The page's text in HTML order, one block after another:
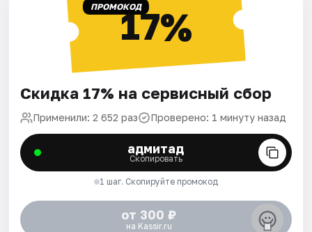
ПРОМОКОД17%
Скидка 17% на сервисный сбор
Применили: 2 652 раз Проверено: 1 минуту назад
адмитад
Скопировать
1 шаг. Скопируйте промокод
от 300 ₽
на Kassir.ru